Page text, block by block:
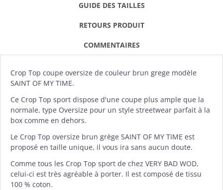
GUIDE DES TAILLES
RETOURS PRODUIT
COMMENTAIRES
Crop Top coupe oversize de couleur brun grege modèle
SAINT OF MY TIME.
Ce Crop Top sport dispose d'une coupe plus ample que la
normale, type Oversize pour un style streetwear parfait à la
box comme en dehors.
Le Crop Top oversize brun grège SAINT OF MY TIME est
proposé en taille unique, il vous ira sans aucun doute.
Comme tous les Crop Top sport de chez VERY BAD WOD,
celui-ci est très agréable à porter. Il est composé de tissu
100 % coton.